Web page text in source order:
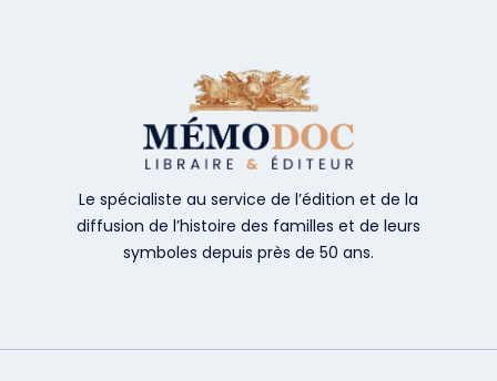
Le spécialiste au service de l’édition et de la
diffusion de l’histoire des familles et de leurs
symboles depuis près de 50 ans.